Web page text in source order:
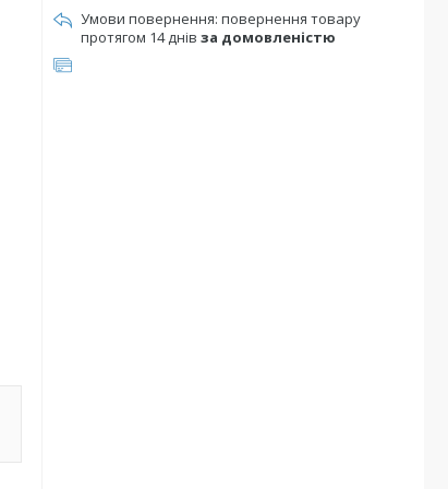
повернення товару
протягом 14 днів за домовленістю